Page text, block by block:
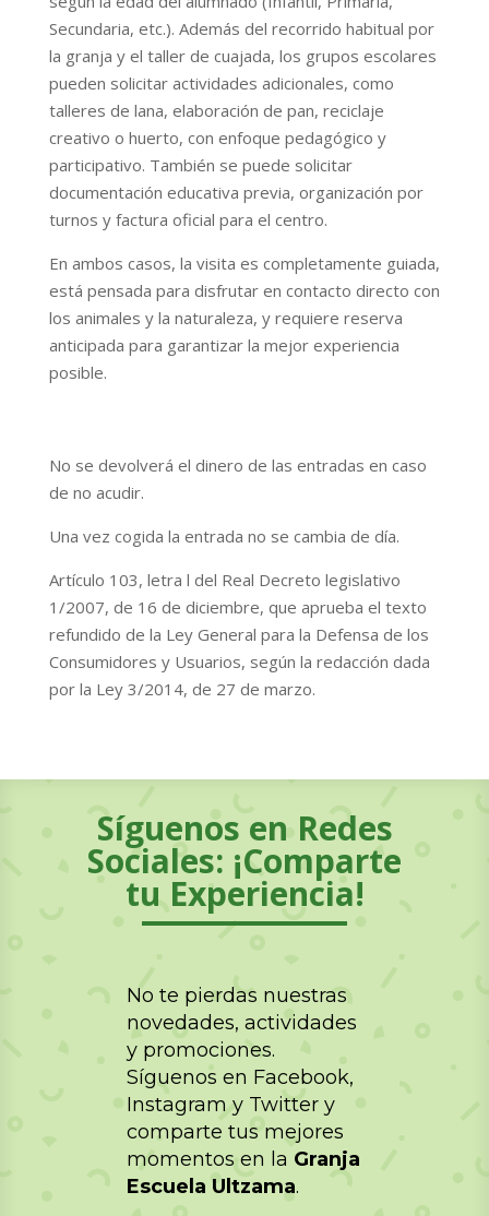
Secundaria, etc.). Además del recorrido habitual por
la granja y el taller de cuajada, los grupos escolares
pueden solicitar actividades adicionales, como
talleres de lana, elaboración de pan, reciclaje
creativo o huerto, con enfoque pedagógico y
participativo. También se puede solicitar
documentación educativa previa, organización por
turnos y factura oficial para el centro.
En ambos casos, la visita es completamente guiada,
está pensada para disfrutar en contacto directo con
los animales y la naturaleza, y requiere reserva
anticipada para garantizar la mejor experiencia
posible.
No se devolverá el dinero de las entradas en caso
de no acudir.
Una vez cogida la entrada no se cambia de día.
Artículo 103, letra l del Real Decreto legislativo
1/2007, de 16 de diciembre, que aprueba el texto
refundido de la Ley General para la Defensa de los
Consumidores y Usuarios, según la redacción dada
por la Ley 3/2014, de 27 de marzo.
Síguenos en Redes
Sociales: ¡Comparte
tu Experiencia!
No te pierdas nuestras
novedades, actividades
y promociones.
Síguenos en Facebook,
Instagram y Twitter y
comparte tus mejores
momentos en la Granja
Escuela Ultzama.